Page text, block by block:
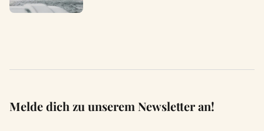
Melde dich zu unserem Newsletter an!